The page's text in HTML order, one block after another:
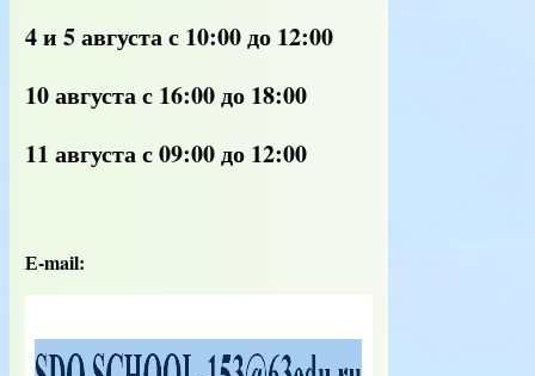
4 и 5 августа с 10:00 до 12:00
10 августа с 16:00 до 18:00
11 августа с 09:00 до 12:00
Е-mail: